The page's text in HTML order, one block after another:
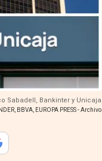
Sabadell, Bankinter y Unicaja
BBVA, EUROPA PRESS - Archivo